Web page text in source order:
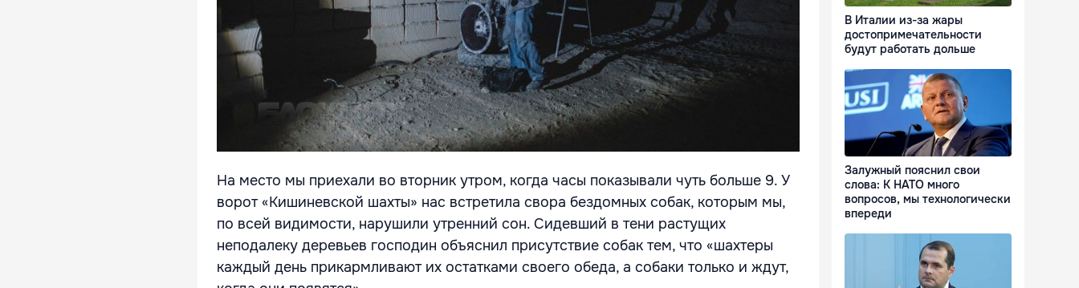
На место мы приехали во вторник утром, когда часы показывали чуть больше 9. У
ворот «Кишиневской шахты» нас встретила свора бездомных собак, которым мы,
по всей видимости, нарушили утренний сон. Сидевший в тени растущих
неподалеку деревьев господин объяснил присутствие собак тем, что «шахтеры
каждый день прикармливают их остатками своего обеда, а собаки только и ждут,
В Италии из-за жары
достопримечательности
будут работать дольше
Залужный пояснил свои
слова: К НАТО много
вопросов, мы технологически
впереди